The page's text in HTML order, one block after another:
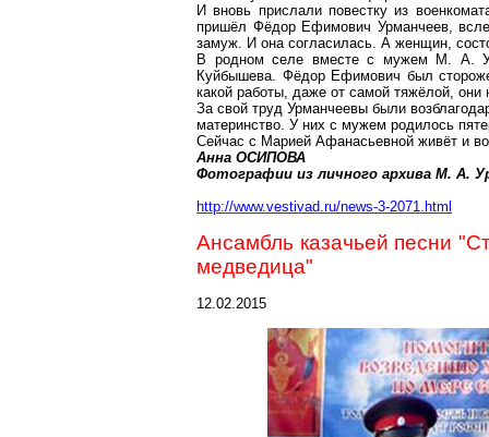
И вновь прислали повестку из
пришёл Фёдор Ефимович Урманчеев,
замуж. И она согласилась. А женщин,
В родном селе вместе с мужем М. А.
Куйбышева. Фёдор Ефимович был
какой работы, даже от самой тяжёлой, они
За свой труд Урманчеевы были
материнство. У них с мужем родилось
Сейчас с Марией Афанасьевной живёт и
Анна ОСИПОВА
Фотографии из личного архива М. А.
http://www.vestivad.ru/news-3-2071.html
Ансамбль казачьей песни
медведица"
12.02.2015